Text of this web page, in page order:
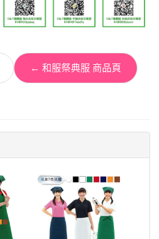
← 和服祭典服 商品頁